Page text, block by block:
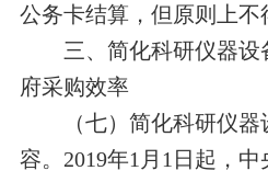
公务卡结算，但原则上不
三、简化科研仪器设
府采购效率
（七）简化科研仪器
容。 2019年1 月 1 日起，